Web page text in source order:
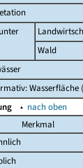
Wald
Wasserfläche
▴ nach oben
Merkmal